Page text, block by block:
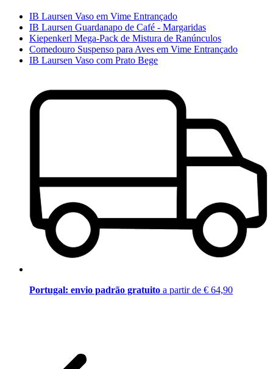
IB Laursen Vaso em Vime Entrançado
IB Laursen Guardanapo de Café - Margaridas
Kiepenkerl Mega-Pack de Mistura de Ranúnculos
Comedouro Suspenso para Aves em Vime Entrançado
IB Laursen Vaso com Prato Bege
Portugal: envio padrão gratuito a partir de € 64,90